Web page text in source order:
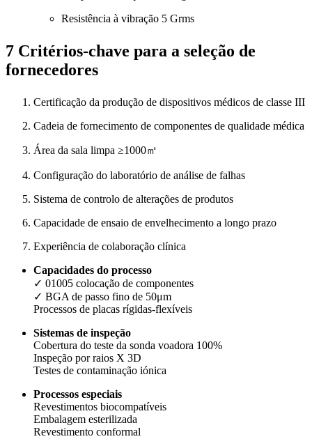
Resistência à vibração 5 Grms
7 Critérios-chave para a seleção de
fornecedores
Certificação da produção de dispositivos médicos de classe III
Cadeia de fornecimento de componentes de qualidade médica
Área da sala limpa ≥1000㎡
Configuração do laboratório de análise de falhas
Sistema de controlo de alterações de produtos
Capacidade de ensaio de envelhecimento a longo prazo
Experiência de colaboração clínica
Capacidades do processo
✓ 01005 colocação de componentes
✓ BGA de passo fino de 50μm
Processos de placas rígidas-flexíveis
Sistemas de inspeção
Cobertura do teste da sonda voadora 100%
Inspeção por raios X 3D
Testes de contaminação iónica
Processos especiais
Revestimentos biocompatíveis
Embalagem esterilizada
Revestimento conformal